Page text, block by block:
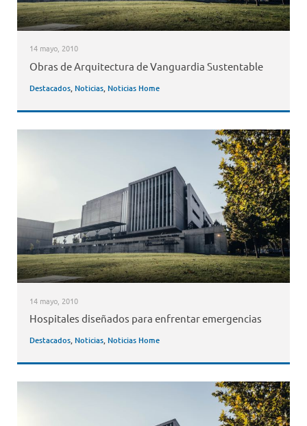
14 mayo, 2010
Obras de Arquitectura de Vanguardia Sustentable
Destacados, Noticias, Noticias Home
14 mayo, 2010
Hospitales diseñados para enfrentar emergencias
Destacados, Noticias, Noticias Home